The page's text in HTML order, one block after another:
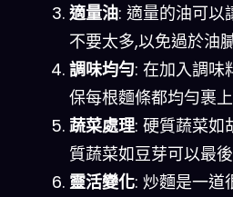
適量油: 適量的油可以
不要太多,以免過於油
調味均勻: 在加入調味
保每根麵條都均勻裹
蔬菜處理: 硬質蔬菜如
質蔬菜如豆芽可以最
靈活變化: 炒麵是一道